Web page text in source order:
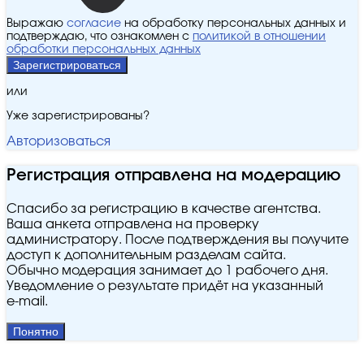
Выражаю согласие на обработку персональных данных и
подтверждаю, что ознакомлен с политикой в отношении
обработки персональных данных
Зарегистрироваться
или
Уже зарегистрированы?
Авторизоваться
Регистрация отправлена на модерацию
Спасибо за регистрацию в качестве агентства.
Ваша анкета отправлена на проверку
администратору. После подтверждения вы получите
доступ к дополнительным разделам сайта.
Обычно модерация занимает до 1 рабочего дня.
Уведомление о результате придёт на указанный
e‑mail.
Понятно